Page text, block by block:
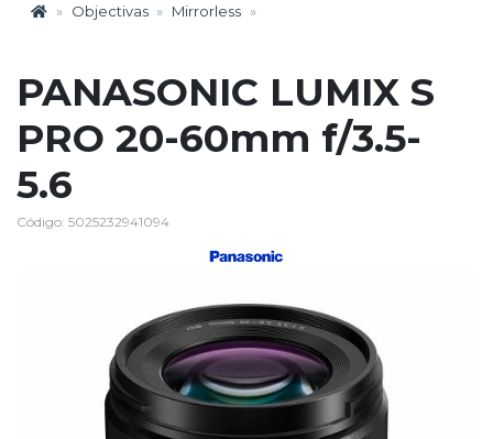
Objectivas Mirrorless
PANASONIC LUMIX S
PRO 20-60mm f/3.5-
5.6
Código: 5025232941094